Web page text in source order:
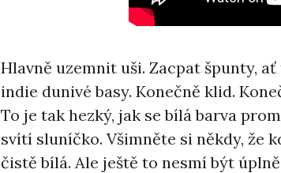
Hlavně uzemnit uši. Zacpat špunty,
indie dunivé basy. Konečně klid.
To je tak hezký, jak se bílá barva
svítí sluníčko. Všimněte si někdy, že
čistě bílá. Ale ještě to nesmí být